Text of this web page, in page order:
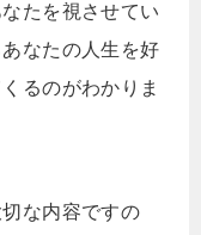
たを視させてい
なたの人生を好
るのがわかりま
な内容ですの